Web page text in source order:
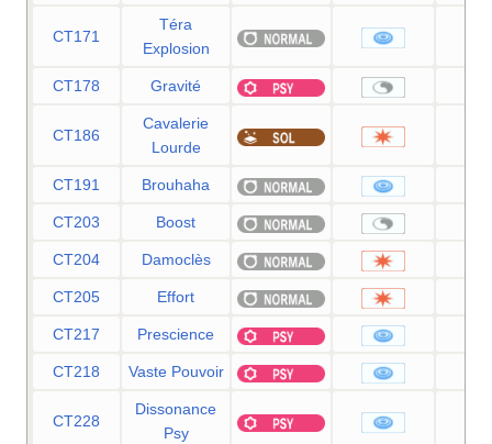
CT171
Téra
Explosion
CT178 Gravité
CT186
Cavalerie
Lourde
CT191 Brouhaha
CT203 Boost
CT204 Damoclès
CT205 Effort
CT217 Prescience
CT218 Vaste Pouvoir
CT228
Dissonance
Psy